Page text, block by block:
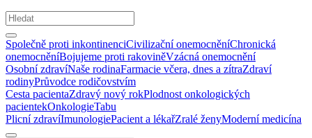
Společně proti inkontinenciCivilizační onemocněníChronická
onemocněníBojujeme proti rakoviněVzácná onemocnění
Osobní zdravíNaše rodinaFarmacie včera, dnes a zítraZdraví
rodinyPrůvodce rodičovstvím
Cesta pacientaZdravý nový rokPlodnost onkologických
pacientekOnkologieTabu
Plicní zdravíImunologiePacient a lékařZralé ženyModerní medicína